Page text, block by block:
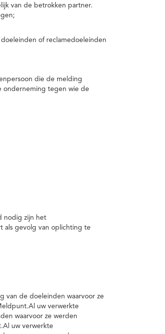
van de betrokken partner.
of reclamedoeleinden
die de melding
onderneming tegen wie de
nodig zijn het
als gevolg van oplichting te
van de doeleinden waarvoor ze
uw verwerkte
waarvoor ze werden
uw verwerkte